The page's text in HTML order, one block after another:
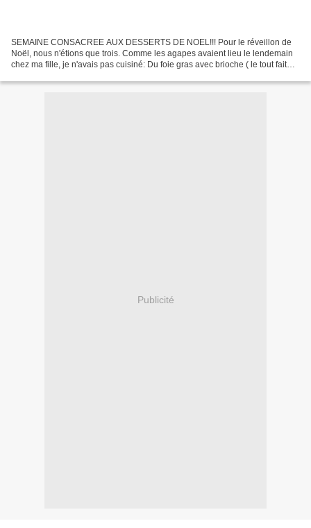
SEMAINE CONSACREE AUX DESSERTS DE NOEL!!! Pour le réveillon de
Noël, nous n'étions que trois. Comme les agapes avaient lieu le lendemain
chez ma fille, je n'avais pas cuisiné: Du foie gras avec brioche ( le tout fait
Publicité